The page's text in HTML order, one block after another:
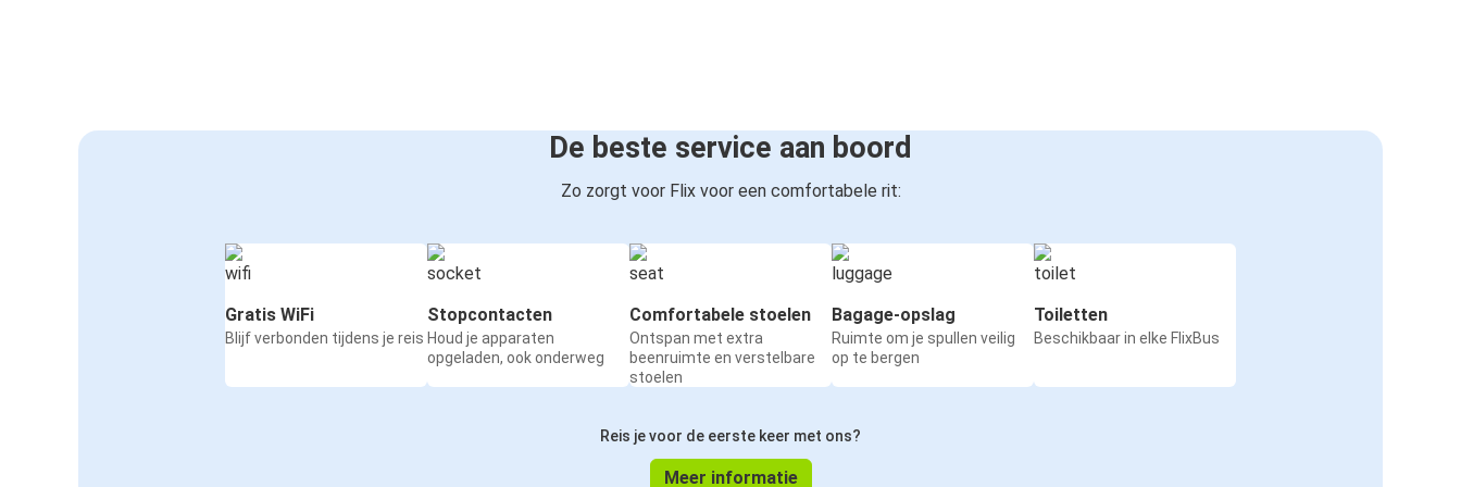
De beste service aan boord
Zo zorgt voor Flix voor een comfortabele rit:
Gratis WiFi
Blijf verbonden tijdens je reis
Stopcontacten
Houd je apparaten
opgeladen, ook onderweg
Comfortabele stoelen
Ontspan met extra
beenruimte en verstelbare
stoelen
Bagage-opslag
Ruimte om je spullen veilig
op te bergen
Toiletten
Beschikbaar in elke FlixBus
Reis je voor de eerste keer met ons?
Meer informatie